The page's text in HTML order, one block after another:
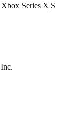
Series X|S